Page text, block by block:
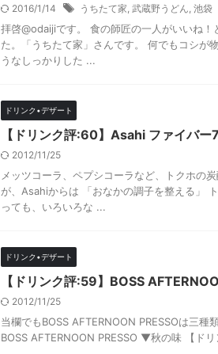
2016/1/14 うちたて家, 武蔵野うどん, 池袋
拝啓@odaijiです。 食の師匠の一人がいいね
た。「うちたて家」さんです。 何でもコシが
うなしっかりした ...
ドリンク•デザート
【ドリンク評:60】Asahi ファイバ
2012/11/25
メッツコーラ、ペプシコーラなど、トクホの
が、Asahiからは 「おなかの調子を整える」
っても、いろいろな ...
ドリンク•デザート
【ドリンク評:59】BOSS
2012/11/25
当欄でもBOSS AFTERNOON PRESSOは三
BOSS AFTERNOON PRESSO ▼秋の味 【ド